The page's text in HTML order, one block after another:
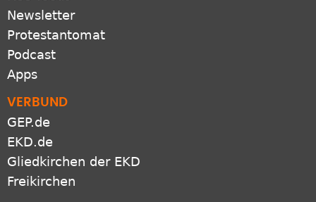
RSS-feeds
Newsletter
Protestantomat
Podcast
VERBUND
GEP.de
EKD.de
Gliedkirchen der EKD